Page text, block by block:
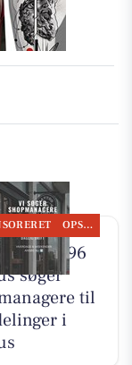
OPSLAGSTAVLEN
Studio 96
søger
til
i